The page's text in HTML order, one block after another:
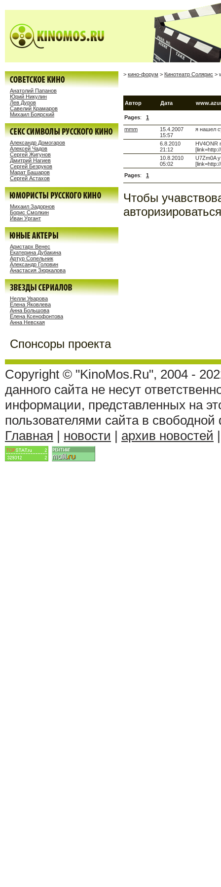
Анатолий Папанов
Юрий Никулин
Лев Дуров
Савелий Крамаров
Михаил Боярский
Александр Домогаров
Алексей Чадов
Сергей Жигунов
Дмитрий Нагиев
Сергей Безруков
Марат Башаров
Сергей Астахов
Михаил Задорнов
Борис Смолкин
Иван Ургант
Аристарх Венес
Екатерина Дубакина
Артур Сопельник
Александр Головин
Анастасия Зюркалова
Нелли Уварова
Елена Яковлева
Анна Большова
Елена Ксенофонтова
Анна Невская
Спонсоры проекта
> кино-форум > Кинотеатр Солярис >
Автор Дата
Pages: 1
mmm
15.4.2007
15:57
я нашел
6.8.2010
21:12
HV4ONR
10.8.2010
05:02
U7Zm0A
Pages: 1
Чтобы
Copyright © "KinoMos.Ru", 2004 -
данного сайта не несут
информации, представленных на
пользователями сайта в
Главная | новости | архив новостей